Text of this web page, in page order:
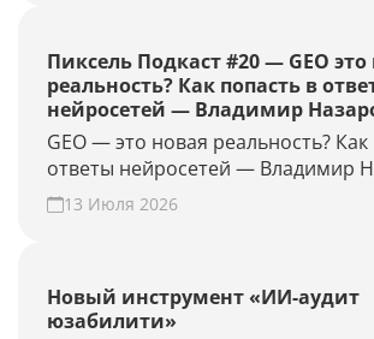
Пиксель Подкаст #20 — GEO это
реальность? Как попасть в
нейросетей — Владимир
GEO — это новая реальность?
ответы нейросетей — Владимир
13 Июля 2026
Новый инструмент «ИИ-аудит
юзабилити»